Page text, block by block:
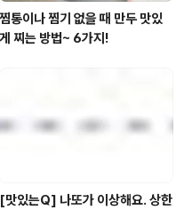
찜통이나 찜기 없을 때 만두 맛있
게 찌는 방법~ 6가지!
[맛있는Q] 나또가 이상해요. 상한